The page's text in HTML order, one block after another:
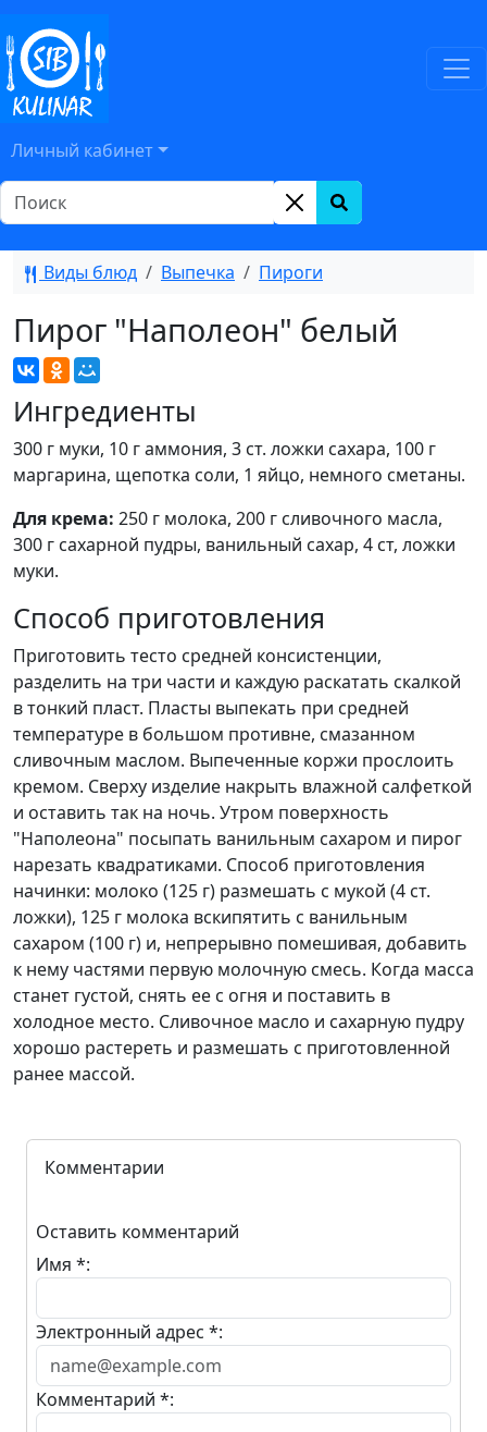
Личный кабинет
Виды блюд Выпечка Пироги
Пирог "Наполеон" белый
Ингредиенты
300 г муки, 10 г аммония, 3 ст. ложки сахара, 100 г
маргарина, щепотка соли, 1 яйцо, немного сметаны.
Для крема: 250 г молока, 200 г сливочного масла,
300 г сахарной пудры, ванильный сахар, 4 ст, ложки
муки.
Способ приготовления
Приготовить тесто средней консистенции,
разделить на три части и каждую раскатать скалкой
в тонкий пласт. Пласты выпекать при средней
температуре в большом противне, смазанном
сливочным маслом. Выпеченные коржи прослоить
кремом. Сверху изделие накрыть влажной салфеткой
и оставить так на ночь. Утром поверхность
"Наполеона" посыпать ванильным сахаром и пирог
нарезать квадратиками. Способ приготовления
начинки: молоко (125 г) размешать с мукой (4 ст.
ложки), 125 г молока вскипятить с ванильным
сахаром (100 г) и, непрерывно помешивая, добавить
к нему частями первую молочную смесь. Когда масса
станет густой, снять ее с огня и поставить в
холодное место. Сливочное масло и сахарную пудру
хорошо растереть и размешать с приготовленной
ранее массой.
Комментарии
Оставить комментарий
Имя *:
Электронный адрес *:
Комментарий *: